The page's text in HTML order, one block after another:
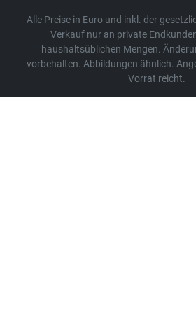
Alle Preise in Euro und inkl. der
Verkauf nur an private
haushaltsüblichen Mengen.
vorbehalten. Abbildungen ähnlich.
Vorrat reicht.